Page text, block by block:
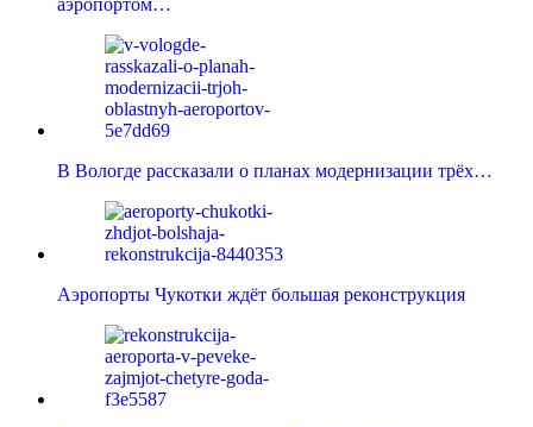
В Вологде рассказали о планах модернизации трёх…
Аэропорты Чукотки ждёт большая реконструкция